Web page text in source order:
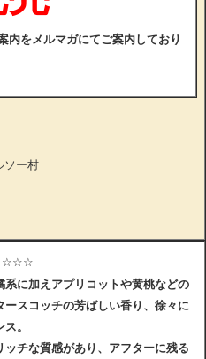
内をメルマガにてご案内しており
ソー村
に加えアプリコットや黄桃などの
スコッチの芳ばしい香り、徐々に
ス。
ッチな質感があり、アフターに残る